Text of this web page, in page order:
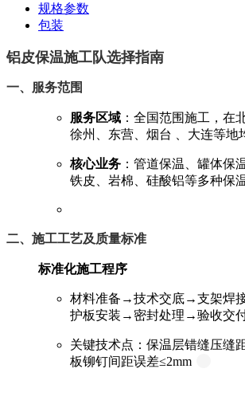
规格参数
包装
铝皮保温施工队选择指南
一、服务范围
服务区域 ：全国范围施工，在
徐州、东营、烟台 、大连等地
核心业务 ：管道保温、罐体保
铁皮、岩棉、硅酸铝等多种保
二、施工工艺及质量标准
标准化施工程序
材料准备→技术交底→支架焊
护板安装→密封处理→验收交
关键技术点：保温层错缝压缝
板铆钉间距误差≤2mm